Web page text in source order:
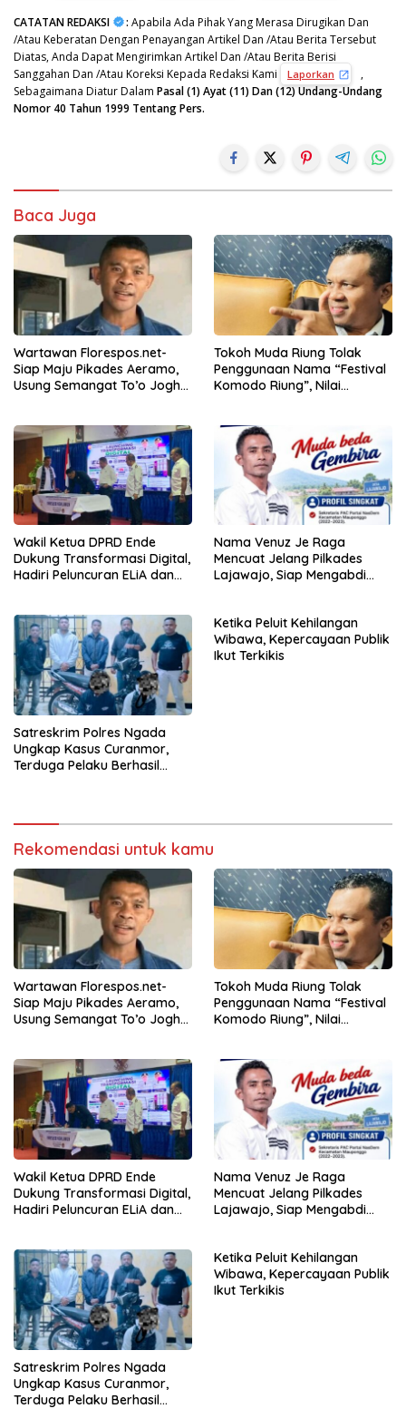
CATATAN REDAKSI : Apabila Ada Pihak Yang Merasa Dirugikan Dan
/Atau Keberatan Dengan Penayangan Artikel Dan /Atau Berita Tersebut
Diatas, Anda Dapat Mengirimkan Artikel Dan /Atau Berita Berisi
Sanggahan Dan /Atau Koreksi Kepada Redaksi Kami
Laporkan
,
Sebagaimana Diatur Dalam Pasal (1) Ayat (11) Dan (12) Undang-Undang
Nomor 40 Tahun 1999 Tentang Pers.
Baca Juga
Wartawan Florespos.net-
Siap Maju Pikades Aeramo,
Usung Semangat To’o Jogho
Tokoh Muda Riung Tolak
Penggunaan Nama “Festival
Komodo Riung”, Nilai
Wakil Ketua DPRD Ende
Dukung Transformasi Digital,
Hadiri Peluncuran ELiA dan
Nama Venuz Je Raga
Mencuat Jelang Pilkades
Lajawajo, Siap Mengabdi
Satreskrim Polres Ngada
Ungkap Kasus Curanmor,
Terduga Pelaku Berhasil
Ketika Peluit Kehilangan
Wibawa, Kepercayaan Publik
Ikut Terkikis
Rekomendasi untuk kamu
Wartawan Florespos.net-
Siap Maju Pikades Aeramo,
Usung Semangat To’o Jogho
Tokoh Muda Riung Tolak
Penggunaan Nama “Festival
Komodo Riung”, Nilai
Wakil Ketua DPRD Ende
Dukung Transformasi Digital,
Hadiri Peluncuran ELiA dan
Nama Venuz Je Raga
Mencuat Jelang Pilkades
Lajawajo, Siap Mengabdi
Satreskrim Polres Ngada
Ungkap Kasus Curanmor,
Terduga Pelaku Berhasil
Ketika Peluit Kehilangan
Wibawa, Kepercayaan Publik
Ikut Terkikis